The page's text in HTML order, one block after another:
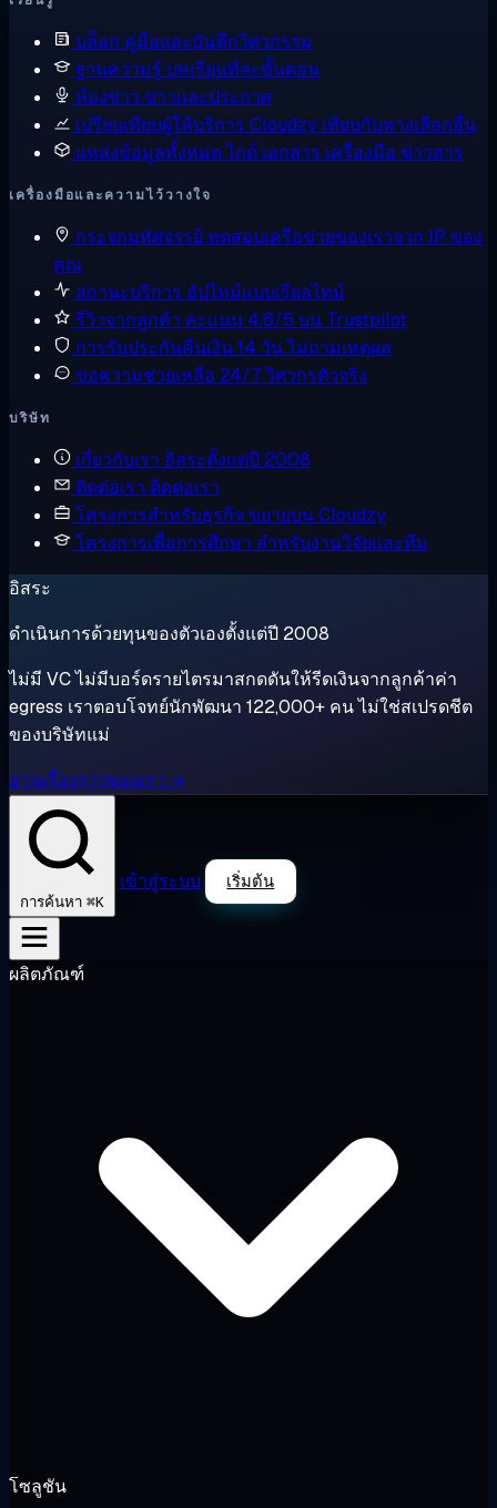
บล็อก คู่มือและบันทึกวิศวกรรม
ฐานความรู้ บทเรียนทีละขั้นตอน
ห้องข่าว ข่าวและประกาศ
เปรียบเทียบผู้ให้บริการ Cloudzy เทียบกับทางเลือกอื่น
แหล่งข้อมูลทั้งหมดไกด์ เอกสาร เครื่องมือ ข่าวสาร
เครื่องมือและความไว้วางใจ
กระจกมหัศจรรย์ ทดสอบเครือข่ายของเราจาก IP ของ
คุณ
สถานะบริการ อัปไทม์แบบเรียลไทม์
รีวิวจากลูกค้า คะแนน 4.6/5 บน Trustpilot
การรับประกันคืนเงิน14 วัน ไม่ถามเหตุผล
ขอความช่วยเหลือ 24/7 วิศวกรตัวจริง
บริษัท
เกี่ยวกับเรา อิสระตั้งแต่ปี 2008
ติดต่อเรา ติดต่อเรา
โครงการสำหรับธุรกิจ ขยายบน Cloudzy
โครงการเพื่อการศึกษา สำหรับงานวิจัยและทีม
อิสระ
ดำเนินการด้วยทุนของตัวเองตั้งแต่ปี 2008
ไม่มี VC ไม่มีบอร์ดรายไตรมาสกดดันให้รีดเงินจากลูกค้าค่า
egress เราตอบโจทย์นักพัฒนา 122,000+ คน ไม่ใช่สเปรดชีต
ของบริษัทแม่
อ่านเรื่องราวของเรา →
การค้นหา ⌘K
เข้าสู่ระบบ เริ่มต้น
ผลิตภัณฑ์
โซลูชัน